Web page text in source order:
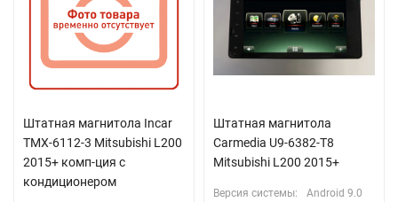
Штатная магнитола Incar
TMX-6112-3 Mitsubishi L200
2015+ комп-ция с
кондиционером
Штатная магнитола
Carmedia U9-6382-T8
Mitsubishi L200 2015+
Версия системы: Android 9.0